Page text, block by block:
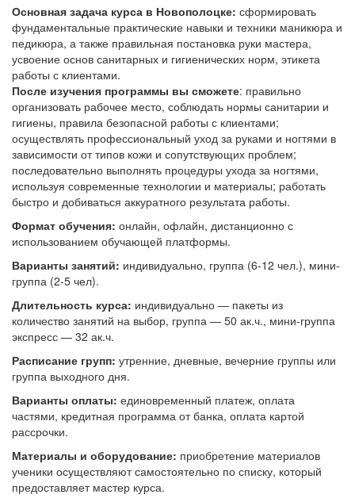
Основная задача курса в Новополоцке: сформировать
фундаментальные практические навыки и техники маникюра и
педикюра, а также правильная постановка руки мастера,
усвоение основ санитарных и гигиенических норм, этикета
работы с клиентами.
После изучения программы вы сможете: правильно
организовать рабочее место, соблюдать нормы санитарии и
гигиены, правила безопасной работы с клиентами;
осуществлять профессиональный уход за руками и ногтями в
зависимости от типов кожи и сопутствующих проблем;
последовательно выполнять процедуры ухода за ногтями,
используя современные технологии и материалы; работать
быстро и добиваться аккуратного результата работы.
Формат обучения: онлайн, офлайн, дистанционно с
использованием обучающей платформы.
Варианты занятий: индивидуально, группа (6-12 чел.), мини-
группа (2-5 чел).
Длительность курса: индивидуально — пакеты из
количество занятий на выбор, группа — 50 ак.ч., мини-группа
экспресс — 32 ак.ч.
Расписание групп: утренние, дневные, вечерние группы или
группа выходного дня.
Варианты оплаты: единовременный платеж, оплата
частями, кредитная программа от банка, оплата картой
рассрочки.
Материалы и оборудование: приобретение материалов
ученики осуществляют самостоятельно по списку, который
предоставляет мастер курса.